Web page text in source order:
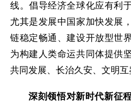
线。倡导经济全球化应有利
尤其是发展中国家加快发展
链稳定畅通、建设开放型世
为构建人类命运共同体提供
共同发展、长治久安、文明互
深刻领悟对新时代新征